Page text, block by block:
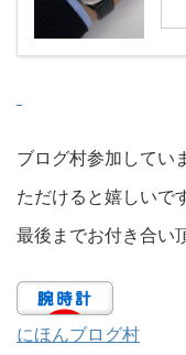
ブログ村参加してい
ただけると嬉しいで
最後までお付き合い
にほんブログ村